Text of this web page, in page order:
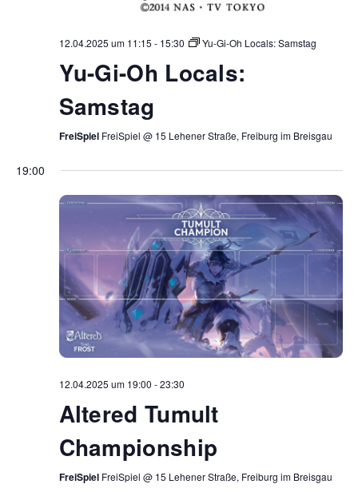
12.04.2025 um 11:15 - 15:30 Yu-Gi-Oh Locals: Samstag
Yu-Gi-Oh Locals:
Samstag
FreiSpiel FreiSpiel @ 15 Lehener Straße, Freiburg im Breisgau
19:00
12.04.2025 um 19:00 -23:30
Altered Tumult
Championship
FreiSpiel FreiSpiel @ 15 Lehener Straße, Freiburg im Breisgau